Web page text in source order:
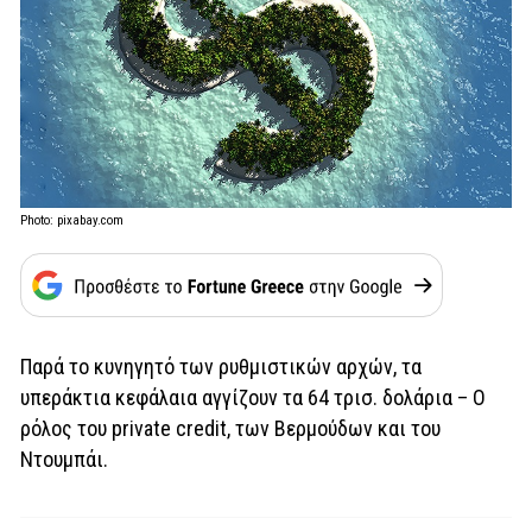
Photo: pixabay.com
Παρά το κυνηγητό των ρυθμιστικών αρχών, τα
υπεράκτια κεφάλαια αγγίζουν τα 64 τρισ. δολάρια – Ο
ρόλος του private credit, των Βερμούδων και του
Ντουμπάι.